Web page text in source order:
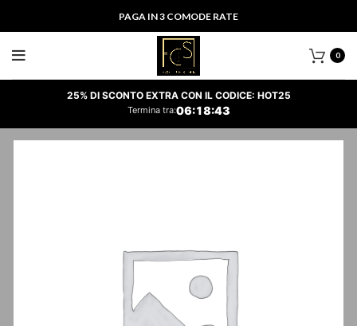
PAGA IN 3 COMODE RATE
0
25% DI SCONTO EXTRA CON IL CODICE: HOT25
Termina tra:06:18:43